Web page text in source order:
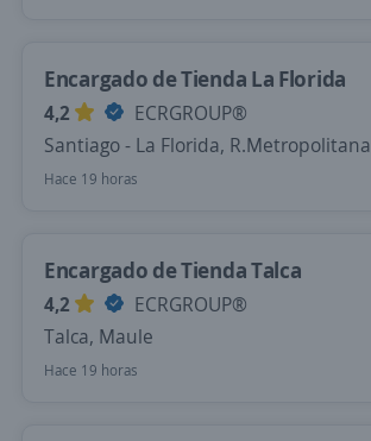
Encargado de Tienda La Florida
4,2
ECRGROUP®️
Santiago - La Florida, R.Metropolitana
Hace 19 horas
Encargado de Tienda Talca
4,2
ECRGROUP®️
Talca, Maule
Hace 19 horas